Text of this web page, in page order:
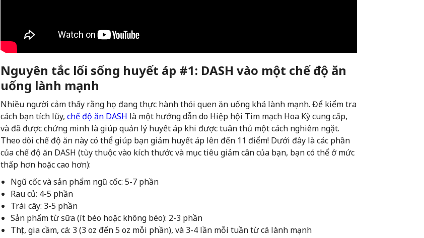
Nguyên tắc lối sống huyết áp #1: DASH vào một chế độ ăn
uống lành mạnh
Nhiều người cảm thấy rằng họ đang thực hành thói quen ăn uống khá lành mạnh. Để kiểm tra
cách bạn tích lũy, chế độ ăn DASH là một hướng dẫn do Hiệp hội Tim mạch Hoa Kỳ cung cấp,
và đã được chứng minh là giúp quản lý huyết áp khi được tuân thủ một cách nghiêm ngặt.
Theo dõi chế độ ăn này có thể giúp bạn giảm huyết áp lên đến 11 điểm! Dưới đây là các phần
của chế độ ăn DASH (tùy thuộc vào kích thước và mục tiêu giảm cân của bạn, bạn có thể ở mức
thấp hơn hoặc cao hơn):
Ngũ cốc và sản phẩm ngũ cốc: 5-7 phần
Rau củ: 4-5 phần
Trái cây: 3-5 phần
Sản phẩm từ sữa (ít béo hoặc không béo): 2-3 phần
Thịt, gia cầm, cá: 3 (3 oz đến 5 oz mỗi phần), và 3-4 lần mỗi tuần từ cá lành mạnh